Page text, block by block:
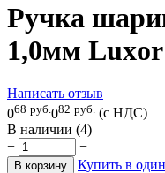
Ручка
1,0мм
Написать отзыв
068 руб. 082 руб. (с НДС)
В наличии (4)
+
−
В корзину
Купить в